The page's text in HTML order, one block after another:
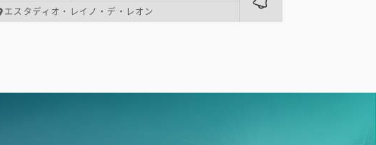
エスタディオ・レイノ・デ・レオン